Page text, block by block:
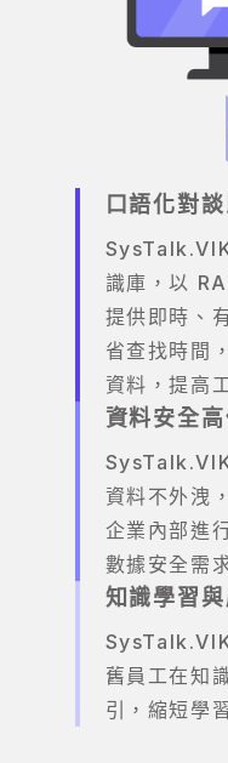
口語化對
識庫，以
提供即時、
省查找時間
資料，提高
資料安全
資料不外洩
企業內部進
數據安全需
知識學習
舊員工在知
引，縮短學